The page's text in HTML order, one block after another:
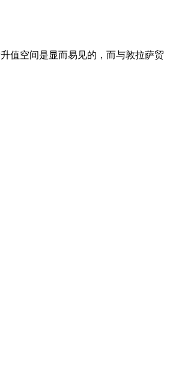
值空间是显而易见的，而与敦拉萨贸